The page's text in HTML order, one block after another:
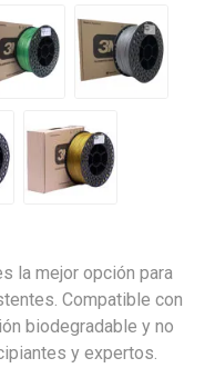
la mejor opción para
Compatible con
biodegradable y no
y expertos.